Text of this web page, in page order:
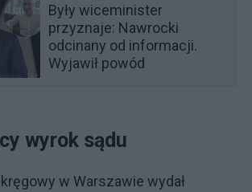
Były wiceminister
przyznaje: Nawrocki
odcinany od informacji.
Wyjawił powód
wyrok sądu
w Warszawie wydał